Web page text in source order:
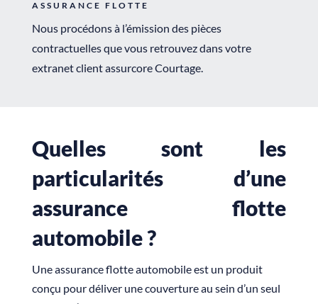
ASSURANCE FLOTTE
Nous procédons à l’émission des pièces
contractuelles que vous retrouvez dans votre
extranet client assurcore Courtage.
Quelles sont les
particularités d’une
assurance flotte
automobile ?
Une assurance flotte automobile est un produit
conçu pour déliver une couverture au sein d’un seul